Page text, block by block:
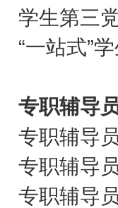
学生第三
“一站式”
专职辅导
专职辅导
专职辅导
专职辅导